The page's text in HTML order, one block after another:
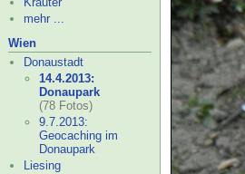
mehr ...
Wien
Donaustadt
14.4.2013:
Donaupark
(78 Fotos)
9.7.2013:
Geocaching im
Donaupark
Liesing